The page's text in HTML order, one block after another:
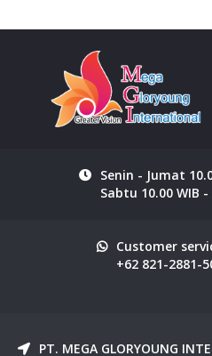
Senin - Jumat
Sabtu 10.00 WIB -
Customer
+62 821-2881-
PT. MEGA GLORYOUNG